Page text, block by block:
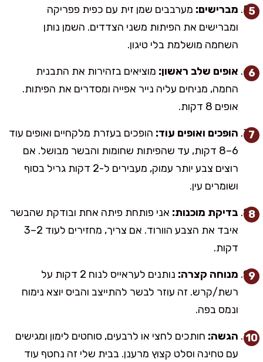
מברישים: מערבבים שמן זית עם כפית פפריקה
ומברישים את הפיתות משני הצדדים. השמן נותן
השחמה מושלמת בלי טיגון.
אופים שלב ראשון: מוציאים בזהירות את התבנית
החמה, מניחים עליה נייר אפייה ומסדרים את הפיתות.
אופים 8 דקות.
הופכים ואופים עוד: הופכים בעזרת מלקחיים ואופים עוד
6–8 דקות, עד שהפיתות שחומות והבשר מבושל. אם
רוצים צבע יותר עמוק, מעבירים ל-2 דקות גריל בסוף
ושומרים עין.
בדיקת מוכנות: אני פותחת פיתה אחת ובודקת שהבשר
איבד את הצבע הוורוד. אם צריך, מחזירים לעוד 2–3
דקות.
מנוחה קצרה:
נותנים לעראייס לנוח 2 דקות על
רשת/קרש. זה עוזר לבשר להתייצב והביס יוצא נימוח
ונמס בפה.
הגשה: חותכים לחצי או לרבעים, סוחטים לימון ומגישים
עם טחינה וסלט קצוץ מרענן. בבית שלי זה נחטף עוד